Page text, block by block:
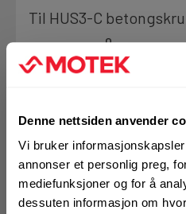
Denne nettsiden anvender
Vi bruker
annonser et personlig preg,
mediefunksjoner og for å
dessuten informasjon om
Motek
Kontakt og
Kontakt
Fra rådgivning til
Til HUS3-C
0
Bestill demo